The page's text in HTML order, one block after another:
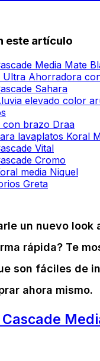
un nuevo look
rápida? Te
son fáciles de
ahora mismo.
este artículo
Media Mate
Ultra Ahorradora
Sahara
elevado color
con brazo Draa
lavaplatos Koral
Vital
Cromo
media Niquel
Greta